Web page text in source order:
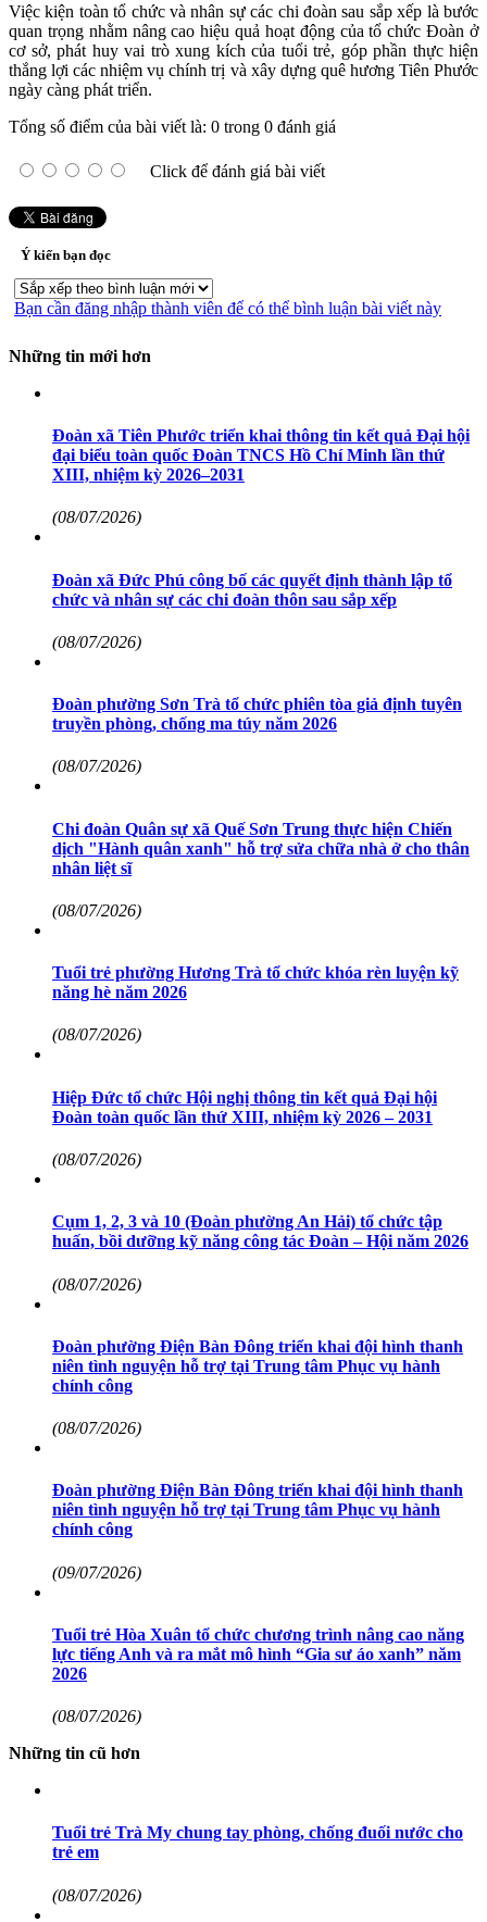
Việc kiện toàn tổ chức và nhân sự các chi đoàn sau sắp xếp là bước
quan trọng nhằm nâng cao hiệu quả hoạt động của tổ chức Đoàn ở
cơ sở, phát huy vai trò xung kích của tuổi trẻ, góp phần thực hiện
thắng lợi các nhiệm vụ chính trị và xây dựng quê hương Tiên Phước
ngày càng phát triển.
Tổng số điểm của bài viết là: 0 trong 0 đánh giá
Click để đánh giá bài viết
Ý kiến bạn đọc
Bạn cần đăng nhập thành viên để có thể bình luận bài viết này
Những tin mới hơn
Đoàn xã Tiên Phước triển khai thông tin kết quả Đại hội
đại biểu toàn quốc Đoàn TNCS Hồ Chí Minh lần thứ
XIII, nhiệm kỳ 2026–2031
(08/07/2026)
Đoàn xã Đức Phú công bố các quyết định thành lập tổ
chức và nhân sự các chi đoàn thôn sau sắp xếp
(08/07/2026)
Đoàn phường Sơn Trà tổ chức phiên tòa giả định tuyên
truyền phòng, chống ma túy năm 2026
(08/07/2026)
Chi đoàn Quân sự xã Quế Sơn Trung thực hiện Chiến
dịch "Hành quân xanh" hỗ trợ sửa chữa nhà ở cho thân
nhân liệt sĩ
(08/07/2026)
Tuổi trẻ phường Hương Trà tổ chức khóa rèn luyện kỹ
năng hè năm 2026
(08/07/2026)
Hiệp Đức tổ chức Hội nghị thông tin kết quả Đại hội
Đoàn toàn quốc lần thứ XIII, nhiệm kỳ 2026 – 2031
(08/07/2026)
Cụm 1, 2, 3 và 10 (Đoàn phường An Hải) tổ chức tập
huấn, bồi dưỡng kỹ năng công tác Đoàn – Hội năm 2026
(08/07/2026)
Đoàn phường Điện Bàn Đông triển khai đội hình thanh
niên tình nguyện hỗ trợ tại Trung tâm Phục vụ hành
chính công
(08/07/2026)
Đoàn phường Điện Bàn Đông triển khai đội hình thanh
niên tình nguyện hỗ trợ tại Trung tâm Phục vụ hành
chính công
(09/07/2026)
Tuổi trẻ Hòa Xuân tổ chức chương trình nâng cao năng
lực tiếng Anh và ra mắt mô hình “Gia sư áo xanh” năm
2026
(08/07/2026)
Những tin cũ hơn
Tuổi trẻ Trà My chung tay phòng, chống đuối nước cho
trẻ em
(08/07/2026)